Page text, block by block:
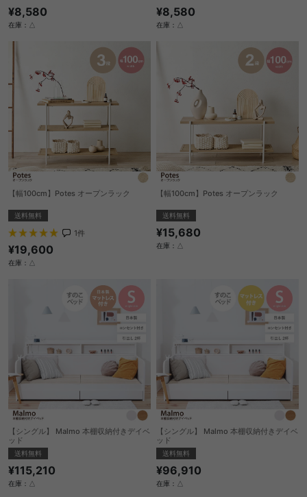
¥8,580
在庫：△
¥8,580
在庫：△
【幅100cm】Potes オープンラック
送料無料
1件
¥19,600
在庫：△
【幅100cm】Potes オープンラック
送料無料
¥15,680
在庫：△
【シングル】 Malmo 本棚収納付きデイベ
ッド
送料無料
¥115,210
在庫：△
【シングル】 Malmo 本棚収納付きデイベ
ッド
送料無料
¥96,910
在庫：△